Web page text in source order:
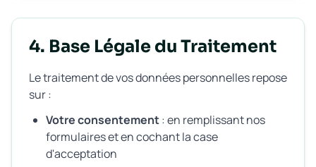
4. Base Légale du Traitement
Le traitement de vos données personnelles repose
sur :
Votre consentement: en remplissant nos
formulaires et en cochant la case
d'acceptation